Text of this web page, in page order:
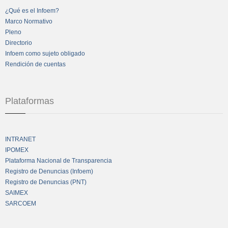
¿Qué es el Infoem?
Marco Normativo
Pleno
Directorio
Infoem como sujeto obligado
Rendición de cuentas
Plataformas
INTRANET
IPOMEX
Plataforma Nacional de Transparencia
Registro de Denuncias (Infoem)
Registro de Denuncias (PNT)
SAIMEX
SARCOEM